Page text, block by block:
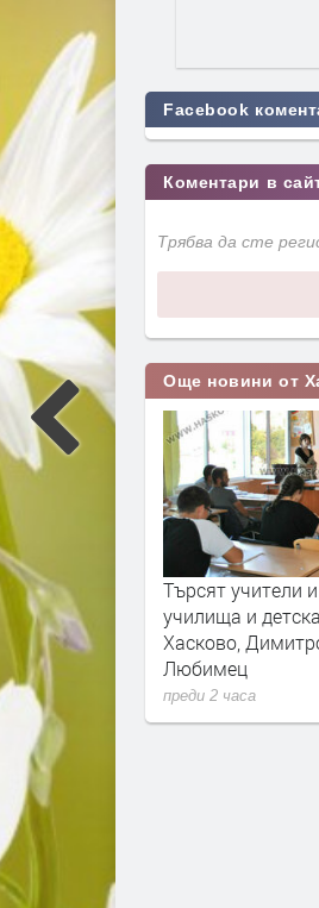
Facebook
Коментари в
Трябва да сте
Още новини от
загуба на
Търсят учители
училища и
Хасково,
Любимец
преди 2 часа